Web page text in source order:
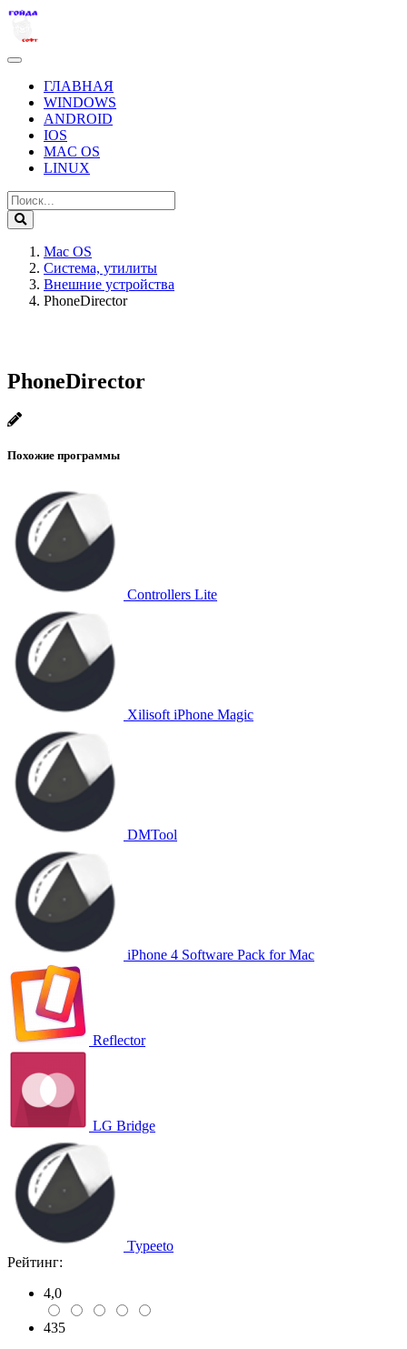
ГЛАВНАЯ
WINDOWS
ANDROID
IOS
MAC OS
LINUX
Mac OS
Система, утилиты
Внешние устройства
PhoneDirector
PhoneDirector
Похожие программы
Controllers Lite
Xilisoft iPhone Magic
DMTool
iPhone 4 Software Pack for Mac
Reflector
LG Bridge
Typeeto
Рейтинг:
4,0
435